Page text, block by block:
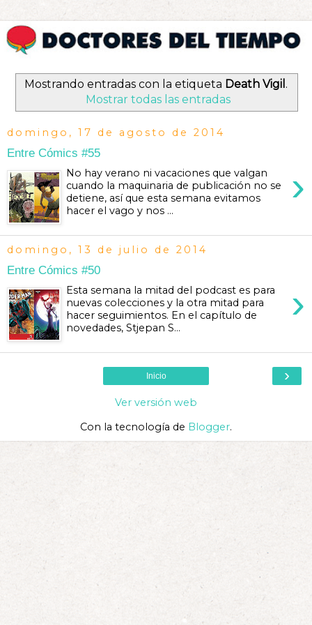
Mostrando entradas con la etiqueta Death Vigil .
Mostrar todas las entradas
domingo, 17 de agosto de 2014
Entre Cómics #55
›
No hay verano ni vacaciones que valgan
cuando la maquinaria de publicación no se
detiene, así que esta semana evitamos
hacer el vago y nos ...
domingo, 13 de julio de 2014
Entre Cómics #50
›
Esta semana la mitad del podcast es para
nuevas colecciones y la otra mitad para
hacer seguimientos. En el capítulo de
novedades, Stjepan S...
›
Inicio
Ver versión web
Con la tecnología de Blogger.